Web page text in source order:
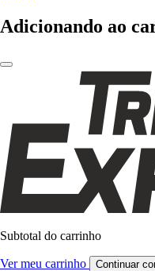
Adicionando ao
Subtotal do carrinho
Ver meu carrinho Continuar